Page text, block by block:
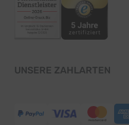
UNSERE ZAHLARTEN